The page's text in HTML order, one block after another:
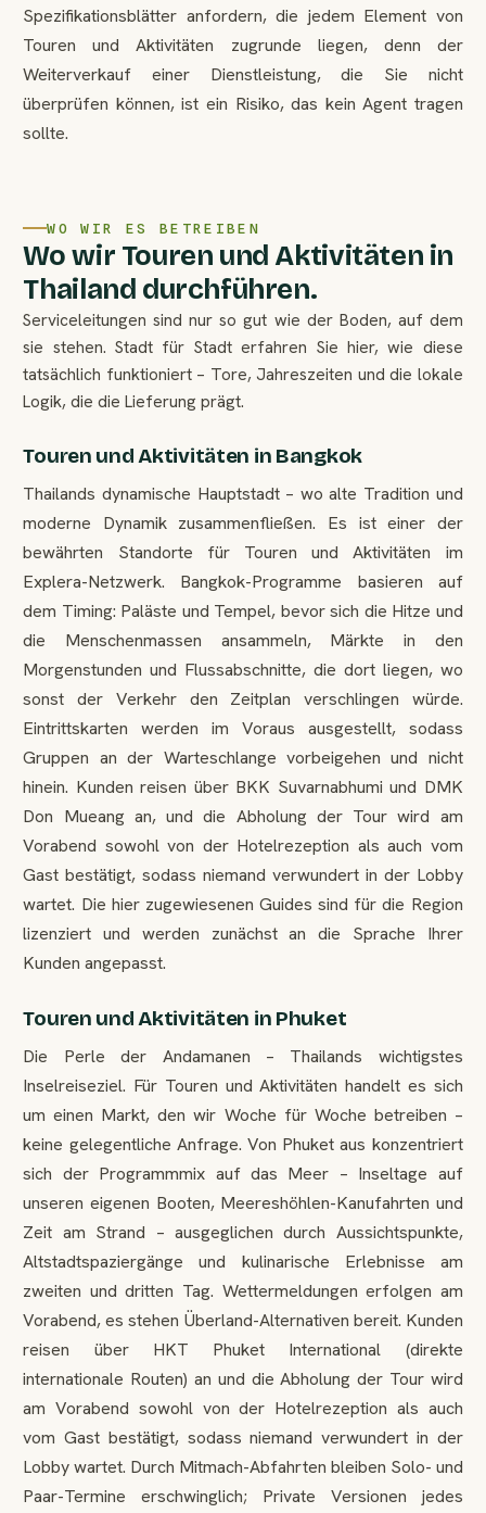
Spezifikationsblätter anfordern, die jedem Element von
Touren und Aktivitäten zugrunde liegen, denn der
Weiterverkauf einer Dienstleistung, die Sie nicht
überprüfen können, ist ein Risiko, das kein Agent tragen
sollte.
WO WIR ES BETREIBEN
Wo wir Touren und Aktivitäten in
Thailand durchführen.
Serviceleitungen sind nur so gut wie der Boden, auf dem
sie stehen. Stadt für Stadt erfahren Sie hier, wie diese
tatsächlich funktioniert – Tore, Jahreszeiten und die lokale
Logik, die die Lieferung prägt.
Touren und Aktivitäten in Bangkok
Thailands dynamische Hauptstadt – wo alte Tradition und
moderne Dynamik zusammenfließen. Es ist einer der
bewährten Standorte für Touren und Aktivitäten im
Explera-Netzwerk. Bangkok-Programme basieren auf
dem Timing: Paläste und Tempel, bevor sich die Hitze und
die Menschenmassen ansammeln, Märkte in den
Morgenstunden und Flussabschnitte, die dort liegen, wo
sonst der Verkehr den Zeitplan verschlingen würde.
Eintrittskarten werden im Voraus ausgestellt, sodass
Gruppen an der Warteschlange vorbeigehen und nicht
hinein. Kunden reisen über BKK Suvarnabhumi und DMK
Don Mueang an, und die Abholung der Tour wird am
Vorabend sowohl von der Hotelrezeption als auch vom
Gast bestätigt, sodass niemand verwundert in der Lobby
wartet. Die hier zugewiesenen Guides sind für die Region
lizenziert und werden zunächst an die Sprache Ihrer
Kunden angepasst.
Touren und Aktivitäten in Phuket
Die Perle der Andamanen – Thailands wichtigstes
Inselreiseziel. Für Touren und Aktivitäten handelt es sich
um einen Markt, den wir Woche für Woche betreiben –
keine gelegentliche Anfrage. Von Phuket aus konzentriert
sich der Programmmix auf das Meer – Inseltage auf
unseren eigenen Booten, Meereshöhlen-Kanufahrten und
Zeit am Strand – ausgeglichen durch Aussichtspunkte,
Altstadtspaziergänge und kulinarische Erlebnisse am
zweiten und dritten Tag. Wettermeldungen erfolgen am
Vorabend, es stehen Überland-Alternativen bereit. Kunden
reisen über HKT Phuket International (direkte
internationale Routen) an und die Abholung der Tour wird
am Vorabend sowohl von der Hotelrezeption als auch
vom Gast bestätigt, sodass niemand verwundert in der
Lobby wartet. Durch Mitmach-Abfahrten bleiben Solo- und
Paar-Termine erschwinglich; Private Versionen jedes